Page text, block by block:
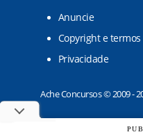
Anuncie
Copyright e termos
Privacidade
Ache Concursos © 2009 -